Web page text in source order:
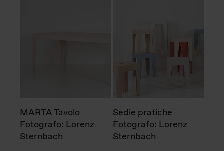
MARTA Tavolo
Fotografo: Lorenz
Sternbach
Sedie pratiche
Fotografo: Lorenz
Sternbach